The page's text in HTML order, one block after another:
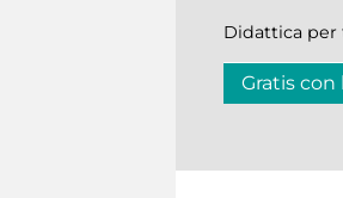
Didattica
Gratis con